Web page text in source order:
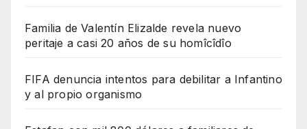
Familia de Valentín Elizalde revela nuevo
peritaje a casi 20 años de su homîcîdîo
FIFA denuncia intentos para debilitar a Infantino
y al propio organismo